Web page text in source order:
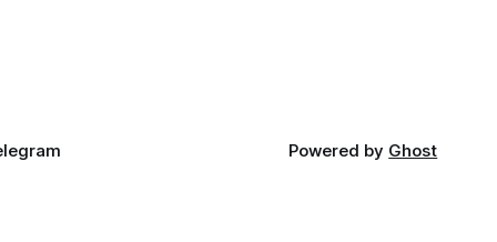
Powered by Ghost